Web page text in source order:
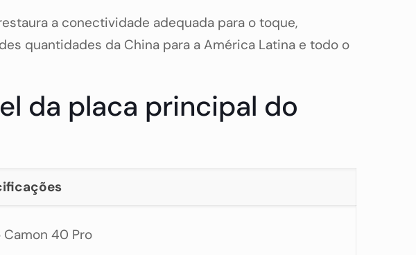
a conectividade adequada para o toque,
quantidades da China para a América Latina e todo o
da placa principal do
Camon 40 Pro